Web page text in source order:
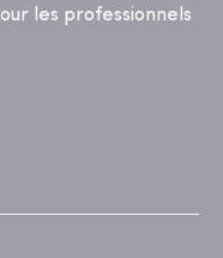
les professionnels